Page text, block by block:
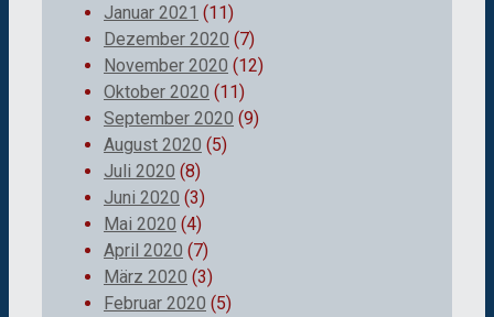
Januar 2021 (11)
Dezember 2020 (7)
November 2020 (12)
Oktober 2020 (11)
September 2020 (9)
August 2020 (5)
Juli 2020 (8)
Juni 2020 (3)
Mai 2020 (4)
April 2020 (7)
März 2020 (3)
Februar 2020 (5)